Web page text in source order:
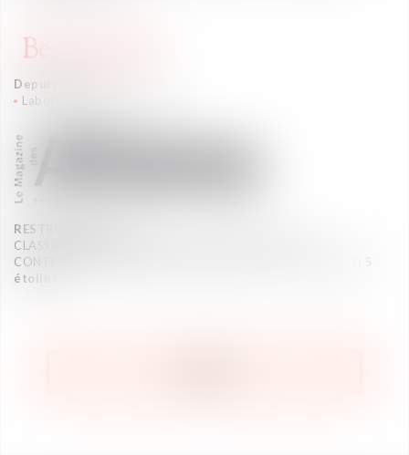
Depuis 2013
Labor and Employment Law
RESTRUCTURING
CLASSEMENT DES CABINETS D’AVOCATS EN PSE ET
CONTENTIEUX COLLECTIFS (Janvier 2021 – Janvier 2022)
étoiles